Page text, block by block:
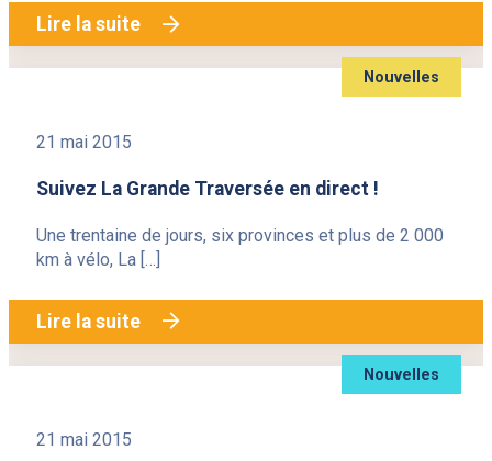
Lire la suite
Nouvelles
21 mai 2015
Suivez La Grande Traversée en direct !
Une trentaine de jours, six provinces et plus de 2 000
km à vélo, La […]
Lire la suite
Nouvelles
21 mai 2015